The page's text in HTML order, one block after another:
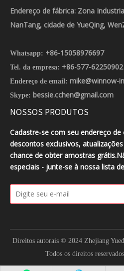
Endereço de fábrica: Zona
NanTang, cidade de YueQing,
Whatsapp: +86-15058976697
Tel. da empresa: +86-577-62250902
Endereço de email: mike@winnow-
Skype: bessie.cchen@gmail.com
NOSSOS PRODUTOS
Cadastre-se com seu endereço
descontos exclusivos,
chance de obter amostras
especiais - junte-se à nossa lista
Direitos autorais © 2024 Zhejiang
Todos os direitos